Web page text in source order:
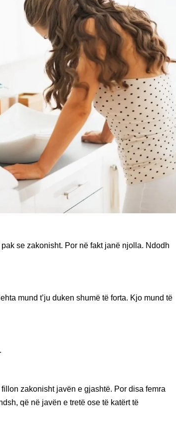
se zakonisht. Por në fakt janë njolla. Ndodh
mund t’ju duken shumë të forta. Kjo mund të
zakonisht javën e gjashtë. Por disa femra
që në javën e tretë ose të katërt të